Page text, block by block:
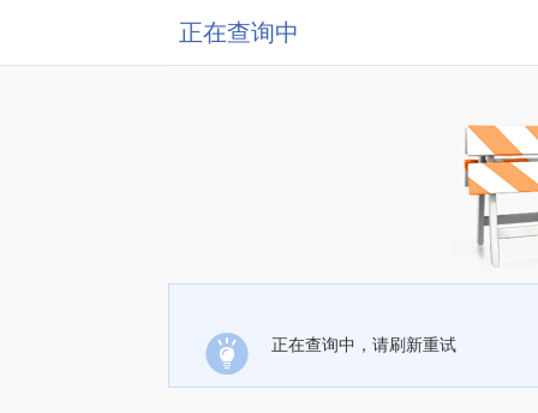
正在查询中
正在查询中，请刷新重试